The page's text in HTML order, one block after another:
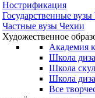
Нострификация
Государственные
Частные вузы Чехии
Художественное
Академия
Школа
Школа
Школа
Все